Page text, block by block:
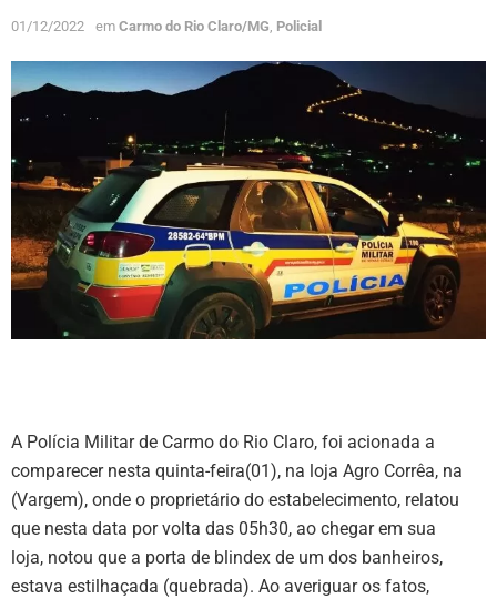
01/12/2022 em Carmo do Rio Claro/MG, Policial
A Polícia Militar de Carmo do Rio Claro, foi acionada a
comparecer nesta quinta-feira(01), na loja Agro Corrêa, na
(Vargem), onde o proprietário do estabelecimento, relatou
que nesta data por volta das 05h30, ao chegar em sua
loja, notou que a porta de blindex de um dos banheiros,
estava estilhaçada (quebrada). Ao averiguar os fatos,